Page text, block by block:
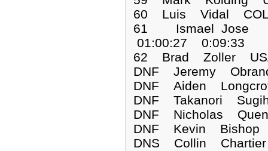
60 Luis Vidal
61 Ismael Jose
01:00:27 0:09:33
62 Brad Zoller
DNF Jeremy
DNF Aiden
DNF Takanori
DNF Nicholas
DNF Kevin
DNS Collin